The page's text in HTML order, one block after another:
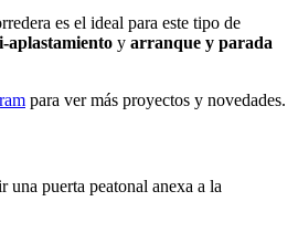
es el ideal para este tipo de
aplastamiento y arranque y parada
para ver más proyectos y novedades.
una puerta peatonal anexa a la